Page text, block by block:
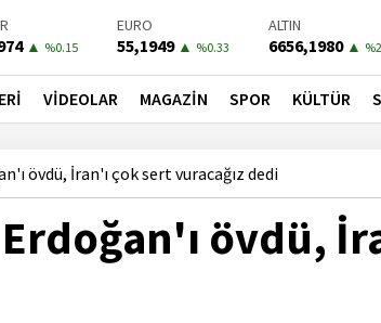
▼ %-0.14
PETROL
82,5400 ▼ %-0.29
BONO
41,3000▼ %-
VİDEOLAR MAGAZİN SPOR KÜLTÜR
övdü, İran'ı çok sert vuracağız dedi
övdü,